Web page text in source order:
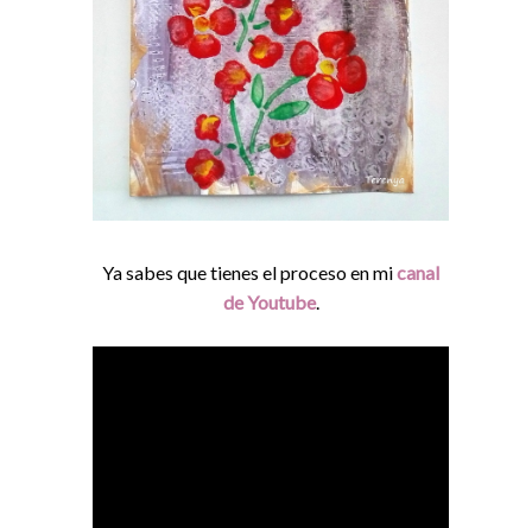
Ya sabes que tienes el proceso en micanal
de Youtube.